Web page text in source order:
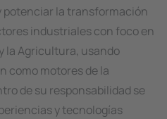
la transformación
industriales con foco en
la Agricultura, usando
como motores de la
de su responsabilidad se
y tecnologías